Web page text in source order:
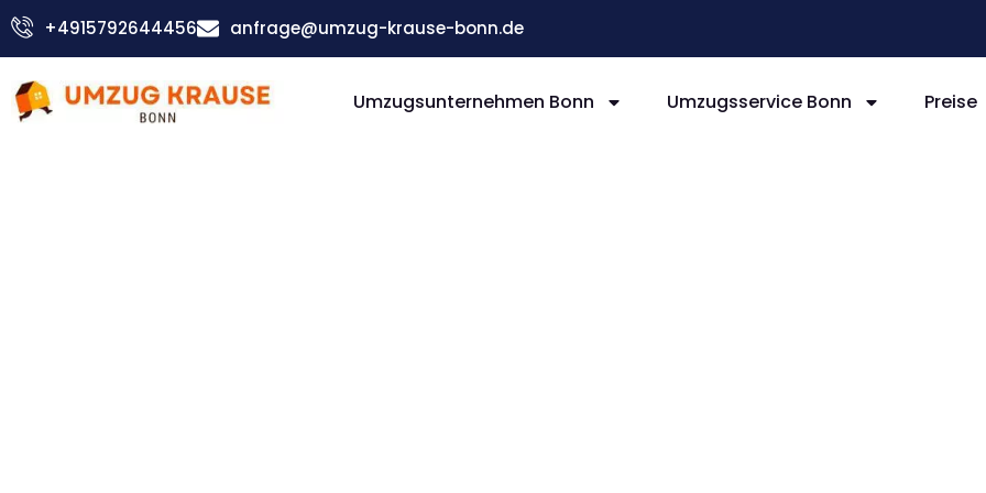
Zum
Inhalt
+4915792644456 anfrage@umzug-krause-bonn.de
Umzugsunternehmen Bonn Umzugsservice Bonn Preise